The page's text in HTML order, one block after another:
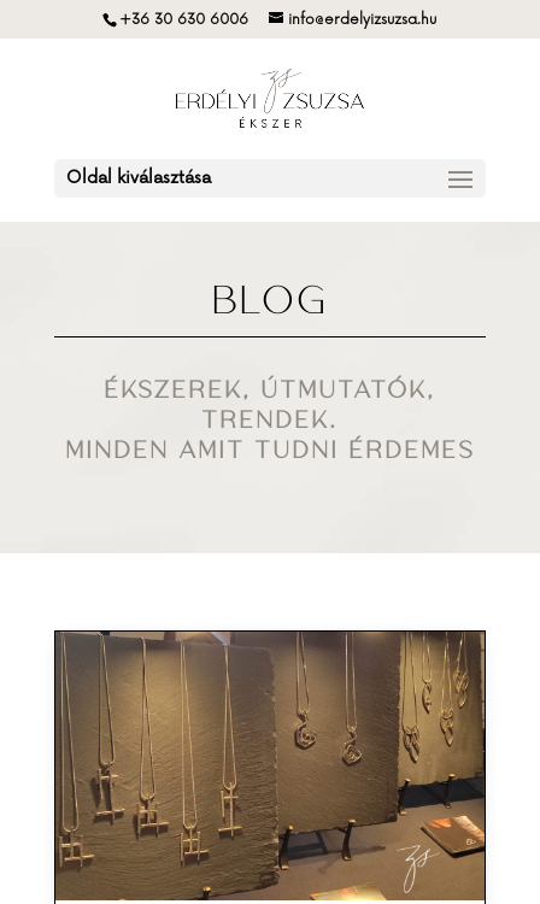
+36 30 630 6006 info@erdelyizsuzsa.hu
Oldal kiválasztása
BLOG
ÉKSZEREK, ÚTMUTATÓK,
TRENDEK.
MINDEN AMIT TUDNI ÉRDEMES